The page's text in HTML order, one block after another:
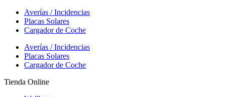
Averías / Incidencias
Placas Solares
Cargador de Coche
Averías / Incidencias
Placas Solares
Cargador de Coche
Tienda Online